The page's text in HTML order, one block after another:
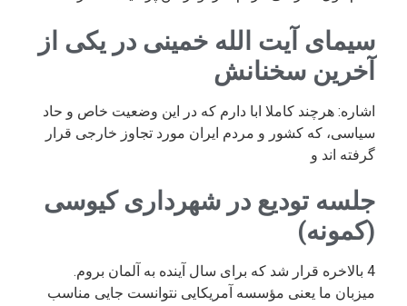
سیمای آیت الله خمینی در یکی از
آخرین سخنانش
اشاره: هرچند کاملا ابا دارم که در این وضعیت خاص و حاد
سیاسی، که کشور و مردم ایران مورد تجاوز خارجی قرار
گرفته اند و
جلسه تودیع در شهرداری کیوسی
(کمونه)
4 بالاخره قرار شد که برای سال آینده به آلمان بروم.
میزبان ما یعنی مؤسسه آمریکایی نتوانست جایی مناسب